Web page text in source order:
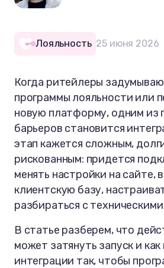
Лояльность 25 июня 2026
Когда ритейлеры
программы лояльности или
новую платформу, одним из
барьеров становится
этап кажется сложным,
рискованным: придется
менять настройки на сайте,
клиентскую базу,
разбираться с
В статье разберем, что
может затянуть запуск и
интеграции так, чтобы